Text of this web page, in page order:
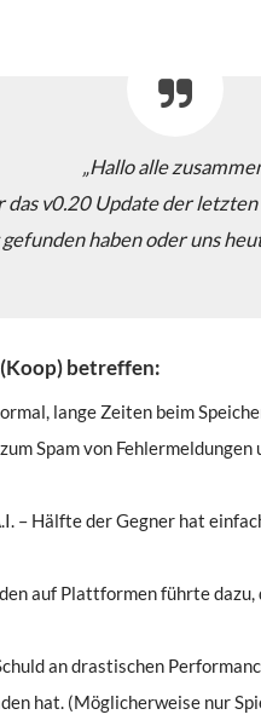
„Hallo alle
v0.20 Update der
haben oder uns
betreffen:
lange Zeiten beim
Spam von
– Hälfte der Gegner hat
auf Plattformen führte
an drastischen
hat. (Möglicherweise nur